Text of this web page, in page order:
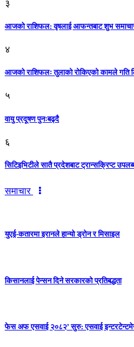
३
आजकाे राशिफल: वृषलाई आफन्तबाट शुभ
४
आजको राशिफलः तुलाकाे रोकिएको कामले गति
५
वायु प्रदूषण पुनःबढ्दै
६
सिटिइभिटीले सातै प्रदेशबाट ट्रान्सक्रिप्ट
समाचार
युएई-कतारमा इरानले हान्यो ड्रोन र मिसाइल
किसानलाई पेन्सन दिने सरकारको प्रतिबद्धता
फेस अफ एसवाई २०८२’ सुरु: एसवाई